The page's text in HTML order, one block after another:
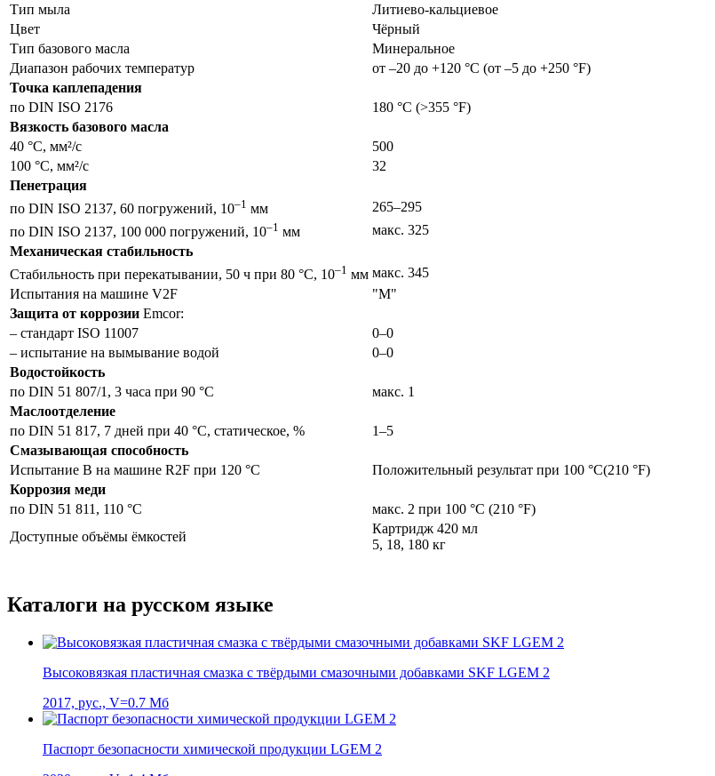
Тип мыла
Литиево-кальциевое
Цвет
Чёрный
Тип базового масла
Минеральное
Диапазон рабочих температур
от –20 до +120 °C (от –5 до +250 °F)
Точка каплепадения
по DIN ISO 2176
180 °C (>355 °F)
Вязкость базового масла
40 °C, мм²/с
500
100 °C, мм²/с
32
Пенетрация
по DIN ISO 2137, 60 погружений, 10–1 мм
265–295
по DIN ISO 2137, 100 000 погружений, 10–1 мм
макс. 325
Механическая стабильность
Стабильность при перекатывании, 50 ч при 80 °C, 10–1 мм макс. 345
Испытания на машине V2F
"M"
Защита от коррозии Emcor:
– стандарт ISO 11007
0–0
– испытание на вымывание водой
0–0
Водостойкость
по DIN 51 807/1, 3 часа при 90 °C
макс. 1
Маслоотделение
по DIN 51 817, 7 дней при 40 °C, статическое, %
1–5
Смазывающая способность
Испытание B на машине R2F при 120 °C
Положительный результат при 100 °C(210 °F)
Коррозия меди
по DIN 51 811, 110 °C
макс. 2 при 100 °C (210 °F)
Доступные объёмы ёмкостей
Картридж 420 мл
5, 18, 180 кг
Каталоги на русском языке
Высоковязкая пластичная смазка с твёрдыми смазочными добавками SKF LGEM 2
2017, рус., V=0.7 Мб
Паспорт безопасности химической продукции LGEM 2